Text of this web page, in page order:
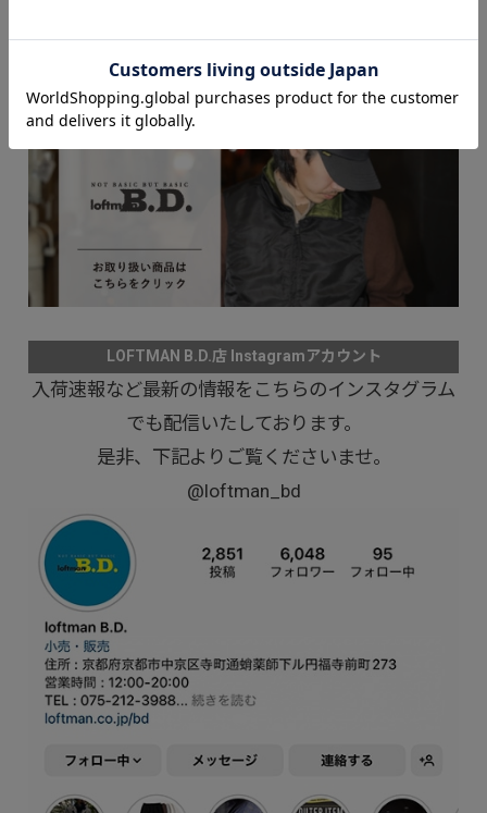
address : 〒604-8045 京都府京都市中京区寺町通蛸
薬師下ル円福寺前町273
LOFTMAN B.D.店 Instagramアカウント
入荷速報など最新の情報をこちらのインスタグラム
でも配信いたしております。
是非、下記よりご覧くださいませ。
@loftman_bd